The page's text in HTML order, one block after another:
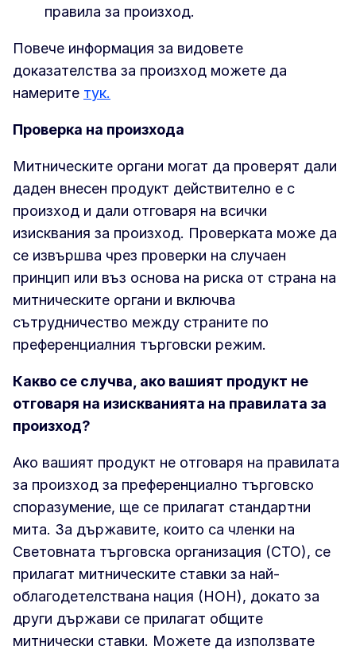
правила за произход.
Повече информация за видовете
доказателства за произход можете да
намерите тук.
Проверка на произхода
Митническите органи могат да проверят дали
даден внесен продукт действително е с
произход и дали отговаря на всички
изисквания за произход. Проверката може да
се извършва чрез проверки на случаен
принцип или въз основа на риска от страна на
митническите органи и включва
сътрудничество между страните по
преференциалния търговски режим.
Какво се случва, ако вашият продукт не
отговаря на изискванията на правилата за
произход?
Ако вашият продукт не отговаря на правилата
за произход за преференциално търговско
споразумение, ще се прилагат стандартни
мита. За държавите, които са членки на
Световната търговска организация (СТО), се
прилагат митническите ставки за най-
облагодетелствана нация (НОН), докато за
други държави се прилагат общите
митнически ставки. Можете да използвате